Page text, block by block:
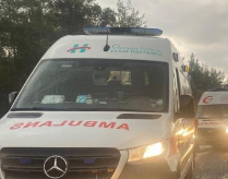
KÜNYE